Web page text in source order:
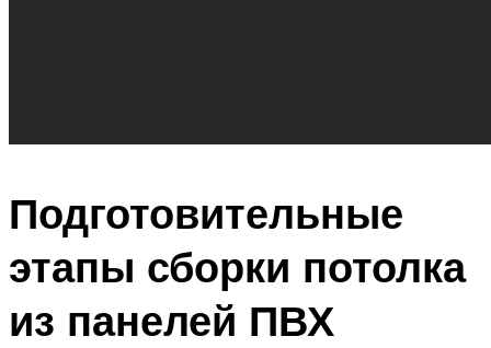
Подготовительные
этапы сборки потолка
из панелей ПВХ